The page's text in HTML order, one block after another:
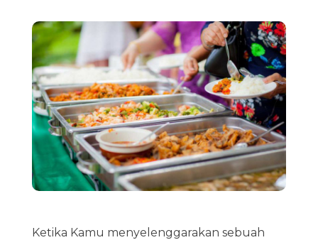
Ketika Kamu menyelenggarakan sebuah